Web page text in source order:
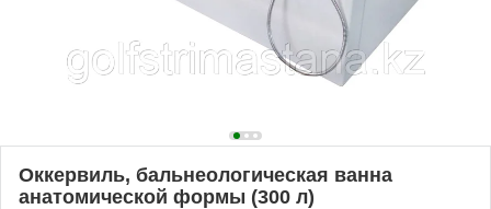
Оккервиль, бальнеологическая ванна
анатомической формы (300 л)